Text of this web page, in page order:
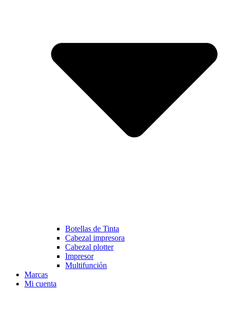
Botellas de Tinta
Cabezal impresora
Cabezal plotter
Impresor
Multifunción
Marcas
Mi cuenta